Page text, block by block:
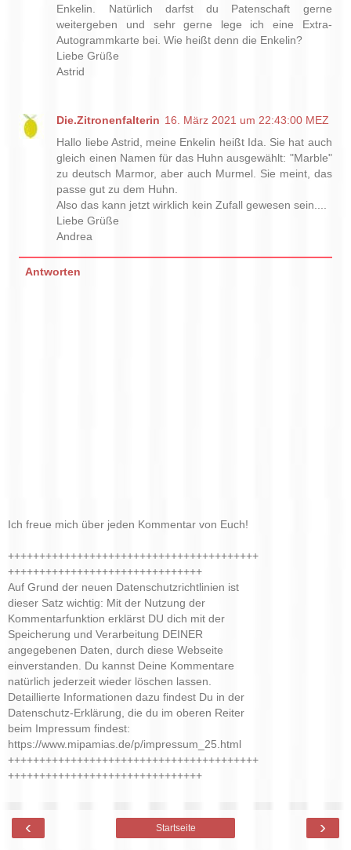
Enkelin. Natürlich darfst du Patenschaft gerne
weitergeben und sehr gerne lege ich eine Extra-
Autogrammkarte bei. Wie heißt denn die Enkelin?
Liebe Grüße
Astrid
Die.Zitronenfalterin 16. März 2021 um 22:43:00 MEZ
Hallo liebe Astrid, meine Enkelin heißt Ida. Sie hat auch
gleich einen Namen für das Huhn ausgewählt: "Marble"
zu deutsch Marmor, aber auch Murmel. Sie meint, das
passe gut zu dem Huhn.
Also das kann jetzt wirklich kein Zufall gewesen sein....
Liebe Grüße
Andrea
Antworten
Ich freue mich über jeden Kommentar von Euch!
++++++++++++++++++++++++++++++++++++++++
+++++++++++++++++++++++++++++++
Auf Grund der neuen Datenschutzrichtlinien ist
dieser Satz wichtig: Mit der Nutzung der
Kommentarfunktion erklärst DU dich mit der
Speicherung und Verarbeitung DEINER
angegebenen Daten, durch diese Webseite
einverstanden. Du kannst Deine Kommentare
natürlich jederzeit wieder löschen lassen.
Detaillierte Informationen dazu findest Du in der
Datenschutz-Erklärung, die du im oberen Reiter
beim Impressum findest:
https://www.mipamias.de/p/impressum_25.html
++++++++++++++++++++++++++++++++++++++++
+++++++++++++++++++++++++++++++
‹ ›
Startseite